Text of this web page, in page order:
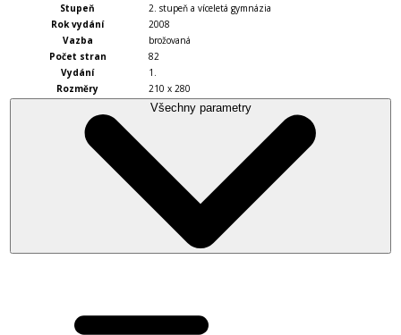
Stupeň
2. stupeň a víceletá gymnázia
Rok vydání
2008
Vazba
brožovaná
Počet stran
82
Vydání
1.
Rozměry
210 x 280
Všechny parametry